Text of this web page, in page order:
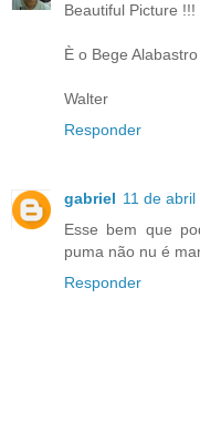
Beautiful Picture !!!
È o Bege
Walter
Responder
gabriel 11 de
Esse bem que
puma não nu é
Responder